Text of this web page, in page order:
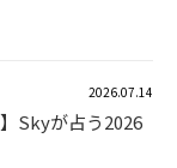
2026.07.14
Skyが占う2026